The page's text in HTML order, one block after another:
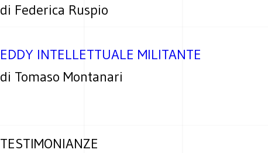
di Federica Ruspio
EDDY INTELLETTUALE MILITANTE
di Tomaso Montanari
TESTIMONIANZE